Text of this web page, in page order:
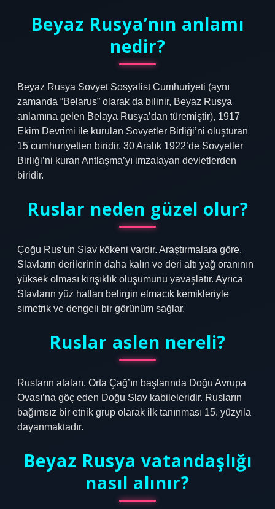
Beyaz Rusya’nın anlamı
nedir?
Beyaz Rusya Sovyet Sosyalist Cumhuriyeti (aynı
zamanda “Belarus” olarak da bilinir, Beyaz Rusya
anlamına gelen Belaya Rusya’dan türemiştir), 1917
Ekim Devrimi ile kurulan Sovyetler Birliği’ni oluşturan
15 cumhuriyetten biridir. 30 Aralık 1922’de Sovyetler
Birliği’ni kuran Antlaşma’yı imzalayan devletlerden
biridir.
Ruslar neden güzel olur?
Çoğu Rus’un Slav kökeni vardır. Araştırmalara göre,
Slavların derilerinin daha kalın ve deri altı yağ oranının
yüksek olması kırışıklık oluşumunu yavaşlatır. Ayrıca
Slavların yüz hatları belirgin elmacık kemikleriyle
simetrik ve dengeli bir görünüm sağlar.
Ruslar aslen nereli?
Rusların ataları, Orta Çağ’ın başlarında Doğu Avrupa
Ovası’na göç eden Doğu Slav kabileleridir. Rusların
bağımsız bir etnik grup olarak ilk tanınması 15. yüzyıla
dayanmaktadır.
Beyaz Rusya vatandaşlığı
nasıl alınır?